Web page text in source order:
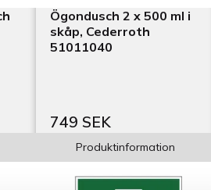
Ögondusch 2 x 500 ml i
skåp, Cederroth
51011040
749 SEK
Produktinformation